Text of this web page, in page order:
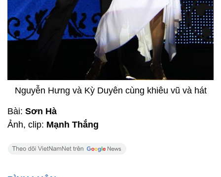
Nguyễn Hưng và Kỳ Duyên cùng khiêu vũ và hát
Bài: Sơn Hà
Ảnh, clip: Mạnh Thắng